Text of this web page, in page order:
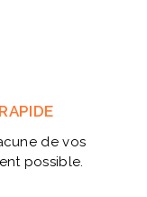
de vos
possible.